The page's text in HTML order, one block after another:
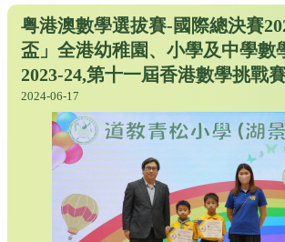
粤港澳數學選拔賽-國際總決賽
盃」全港幼稚園、小學及中學數
2023-24,第十一屆香港數學挑戰
2024-06-17